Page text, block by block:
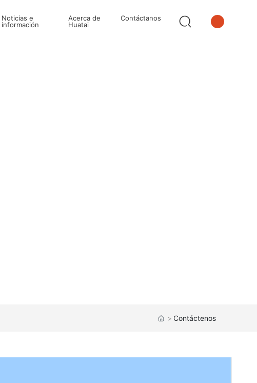
Noticias e
información
Acerca de
Huatai
Contáctanos
Contáctenos